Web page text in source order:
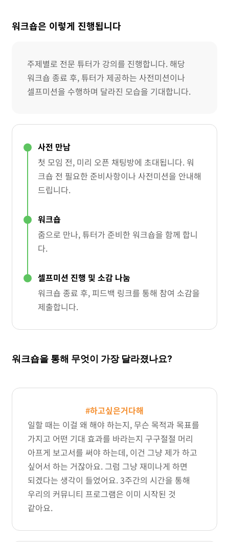
워크숍은 이렇게 진행됩니다
주제별로 전문 튜터가 강의를 진행합니다. 해당
워크숍 종료 후, 튜터가 제공하는 사전미션이나
셀프미션을 수행하며 달라진 모습을 기대합니다.
사전 만남
첫 모임 전, 미리 오픈 채팅방에 초대됩니다. 워
크숍 전 필요한 준비사항이나 사전미션을 안내해
드립니다.
워크숍
줌으로 만나, 튜터가 준비한 워크숍을 함께 합니
다.
셀프미션 진행 및 소감 나눔
워크숍 종료 후, 피드백 링크를 통해 참여 소감을
제출합니다.
워크숍을 통해 무엇이 가장 달라졌나요?
#하고싶은거다해
일할 때는 이걸 왜 해야 하는지, 무슨 목적과 목표를
가지고 어떤 기대 효과를 바라는지 구구절절 머리
아프게 보고서를 써야 하는데, 이건 그냥 제가 하고
싶어서 하는 거잖아요. 그럼 그냥 재미나게 하면
되겠다는 생각이 들었어요. 3주간의 시간을 통해
우리의 커뮤니티 프로그램은 이미 시작된 것
같아요.